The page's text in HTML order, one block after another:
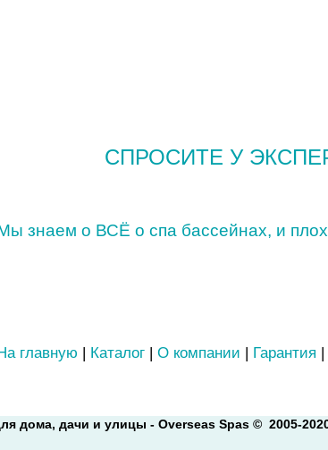
СПРОСИТЕ У
знаем о ВСЁ о спа бассейнах, и
На главную Каталог| О компании Гарантия
дома, дачи и улицы - Overseas Spas © 2005-